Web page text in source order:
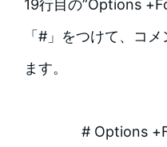
19行目の”Options
「#」をつけて、コ
ます。
# Options